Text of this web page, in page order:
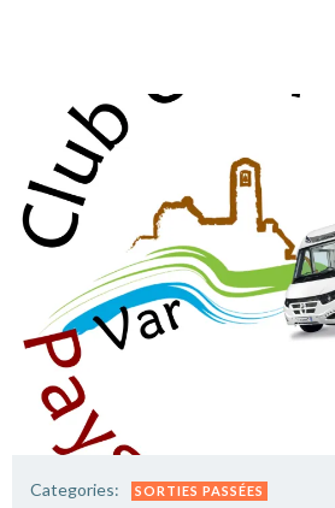
Categories: SORTIES PASSÉES